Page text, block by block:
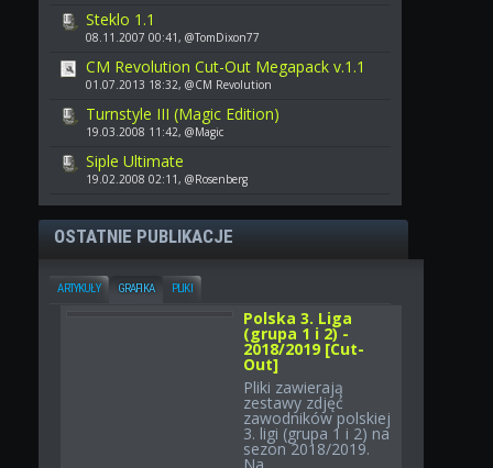
Steklo 1.1
08.11.2007 00:41, @TomDixon77
CM Revolution Cut-Out Megapack v.1.1
01.07.2013 18:32, @CM Revolution
Turnstyle III (Magic Edition)
19.03.2008 11:42, @Magic
Siple Ultimate
19.02.2008 02:11, @Rosenberg
OSTATNIE PUBLIKACJE
ARTYKUŁY GRAFIKA PLIKI
Polska 3. Liga
(grupa 1 i 2) -
2018/2019 [Cut-
Out]
Pliki zawierają
zestawy zdjęć
zawodników polskiej
3. ligi (grupa 1 i 2) na
sezon 2018/2019.